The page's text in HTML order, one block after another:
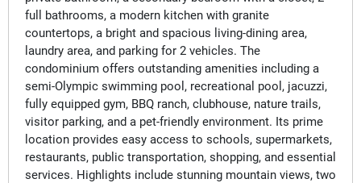
full bathrooms, a modern kitchen with granite
countertops, a bright and spacious living-dining area,
laundry area, and parking for 2 vehicles. The
condominium offers outstanding amenities including a
semi-Olympic swimming pool, recreational pool, jacuzzi,
fully equipped gym, BBQ ranch, clubhouse, nature trails,
visitor parking, and a pet-friendly environment. Its prime
location provides easy access to schools, supermarkets,
restaurants, public transportation, shopping, and essential
services. Highlights include stunning mountain views, two